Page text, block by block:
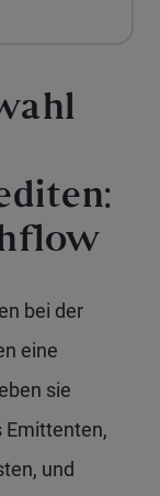
bei der
eine
sie
Emittenten,
und